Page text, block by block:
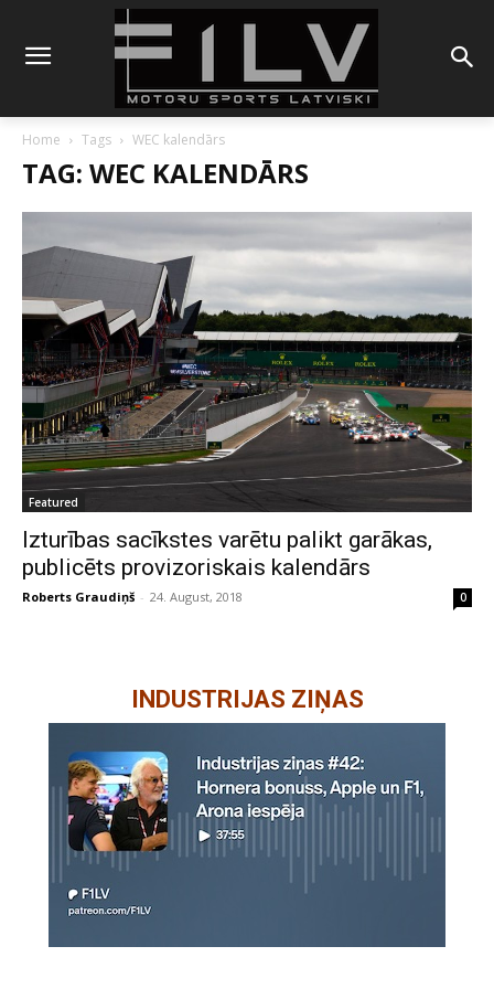
Home Tags WEC kalendārs
TAG: WEC KALENDĀRS
Featured
Izturības sacīkstes varētu palikt garākas,
publicēts provizoriskais kalendārs
Roberts Graudiņš - 24. August, 2018 0
INDUSTRIJAS ZIŅAS